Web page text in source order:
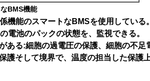
BMS機能
能のスマートなBMSを使用している
池のパックの状態を、監視できる。
ある:細胞の過電圧の保護、細胞の不
護そして境界で、温度の担当した保